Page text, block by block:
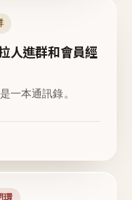
人進群和會員經
一本通訊錄。